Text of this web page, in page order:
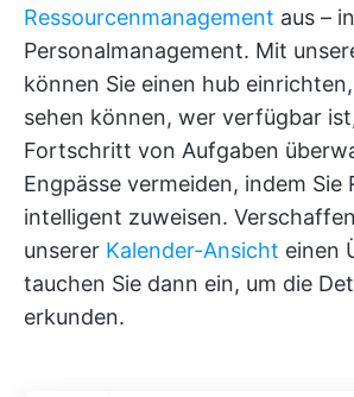
Ressourcenmanagement aus –
Personalmanagement. Mit
können Sie einen hub
sehen können, wer verfügbar
Fortschritt von Aufgaben
Engpässe vermeiden, indem Sie
intelligent zuweisen.
unserer Kalender-Ansicht einen
tauchen Sie dann ein, um die
erkunden.